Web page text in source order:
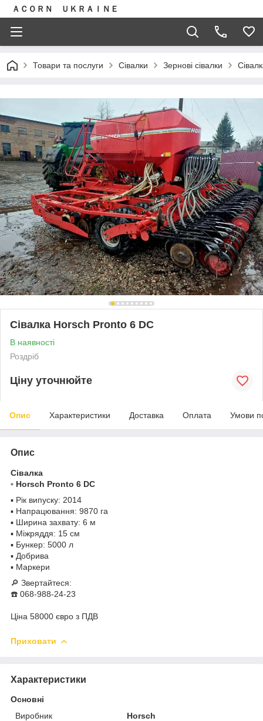
ＡＣＯＲＮ ＵＫＲＡＩＮＥ
Товари та послуги Сівалки Зернові сівалки
Сівалка Horsch Pronto 6 DC
В наявності
Роздріб
Ціну уточнюйте
Опис Характеристики Доставка Оплата Умови
Опис
Сівалка
▫️ Horsch Pronto 6 DC
▪️ Рік випуску: 2014
▪️ Напрацювання: 9870 га
▪️ Ширина захвату: 6 м
▪️ Міжряддя: 15 см
▪️ Бункер: 5000 л
▪️ Добрива
▪️ Маркери
🔎 Звертайтеся:
☎️ 068-988-24-23
Ціна 58000 євро з ПДВ
Приховати
Характеристики
Основні
Виробник
Horsch